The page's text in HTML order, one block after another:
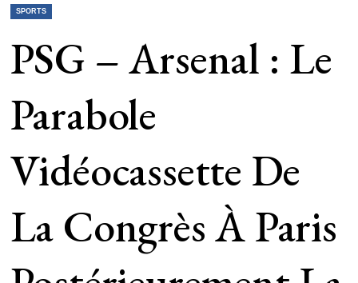
SPORTS
PSG – Arsenal : Le
Parabole
Vidéocassette De
La Congrès À Paris